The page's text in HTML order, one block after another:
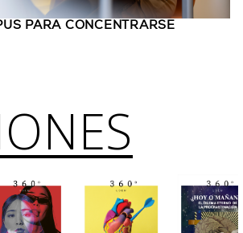
PARA CONCENTRARSE